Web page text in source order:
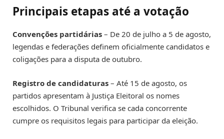
Principais etapas até a votação
Convenções partidárias – De 20 de julho a 5 de agosto,
legendas e federações definem oficialmente candidatos e
coligações para a disputa de outubro.
Registro de candidaturas – Até 15 de agosto, os
partidos apresentam à Justiça Eleitoral os nomes
escolhidos. O Tribunal verifica se cada concorrente
cumpre os requisitos legais para participar da eleição.